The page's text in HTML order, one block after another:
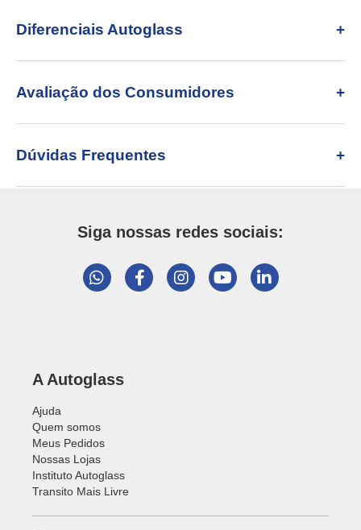
Diferenciais Autoglass
Avaliação dos Consumidores
Dúvidas Frequentes
Siga nossas redes sociais:
A Autoglass
Ajuda
Quem somos
Meus Pedidos
Nossas Lojas
Instituto Autoglass
Transito Mais Livre